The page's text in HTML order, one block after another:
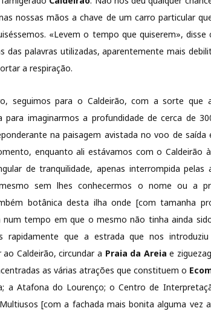
nossas mãos a chave de um carro particular
«Levem o tempo que quiserem», disse
das palavras utilizadas, aparentemente mais
a respiração.
seguimos para o Caldeirão, com a sorte que
para imaginarmos a profundidade de cerca de
na paisagem avistada no voo de
enquanto ali estávamos com o Caldeirão
de tranquilidade, apenas interrompida pelas
sem lhes conhecermos o nome ou a
botânica desta ilha onde [com tamanha
num tempo em que o mesmo não tinha ainda
rapidamente que a estrada que nos
Caldeirão, circundar a Praia da Areia e
as várias atrações que constituem o
a Atafona do Lourenço; o Centro de
[com a fachada mais bonita alguma vez